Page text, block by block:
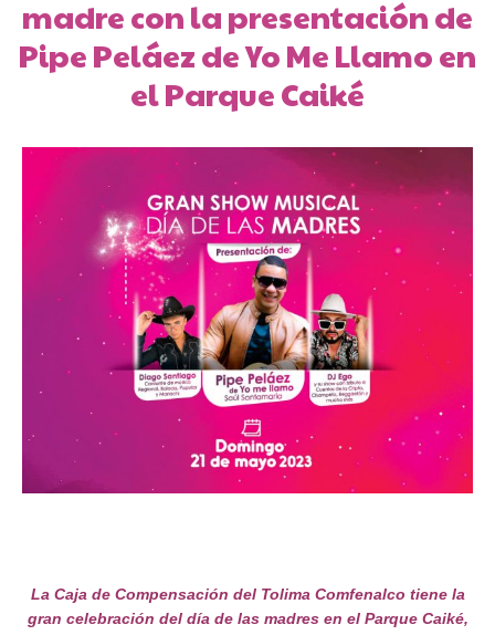
madre con la presentación de
Pipe Peláez de Yo Me Llamo en
el Parque Caiké
La Caja de Compensación del Tolima Comfenalco tiene la
gran celebración del día de las madres en el Parque Caiké,